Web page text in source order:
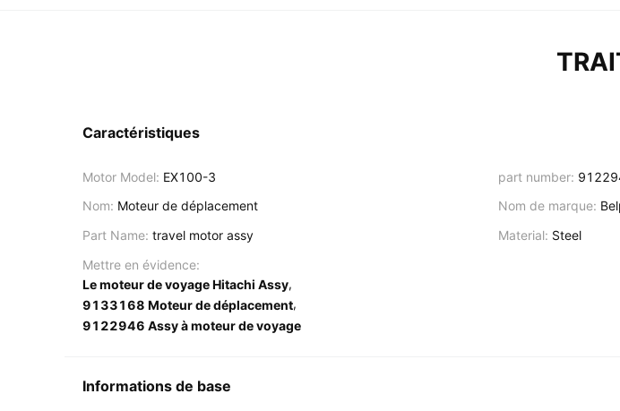
Caractéristiques
Motor Model: EX100-3 part number:
Nom: Moteur de déplacement Nom de marque:
Part Name: travel motor assy Material: Steel
Mettre en évidence:
Le moteur de voyage Hitachi Assy,
9133168 Moteur de déplacement,
9122946 Assy à moteur de voyage
Informations de base